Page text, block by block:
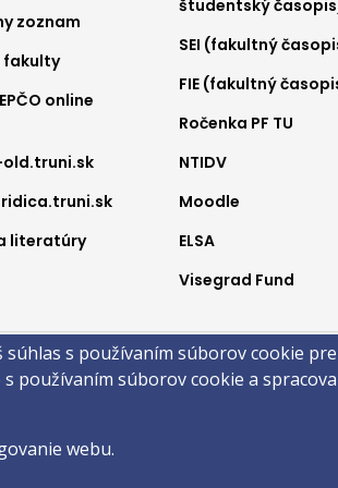
zoznam
fakulty
online
literatúry
študentský
SEI (fakultný
FIE (fakultný
Ročenka PF TU
NTIDV
Moodle
ELSA
Visegrad Fund
Technická podpora Vyhlásenie o
ActivIT s.r.o.
s používaním súborov cookie
s používaním súborov cookie a
webu.